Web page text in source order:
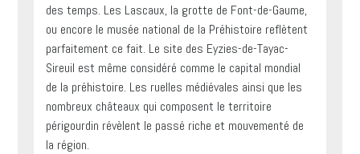
des temps. Les Lascaux, la grotte de Font-de-Gaume,
ou encore le musée national de la Préhistoire reflètent
parfaitement ce fait. Le site des Eyzies-de-Tayac-
Sireuil est même considéré comme le capital mondial
de la préhistoire. Les ruelles médiévales ainsi que les
nombreux châteaux qui composent le territoire
périgourdin révèlent le passé riche et mouvementé de
la région.